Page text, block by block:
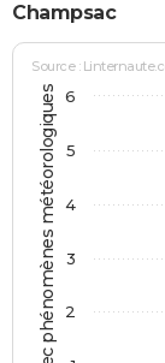
Champsac
Jours avec phénomènes météorologiques
Source :
2
3
4
5
6